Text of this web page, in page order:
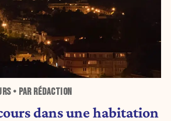
• PAR RÉDACTION
dans une habitation